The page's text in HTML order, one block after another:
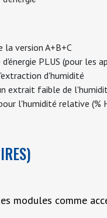
version A+B+C
PLUS (pour les
d'humidité
extrait faible de
l'humidité relative (%
modules comme